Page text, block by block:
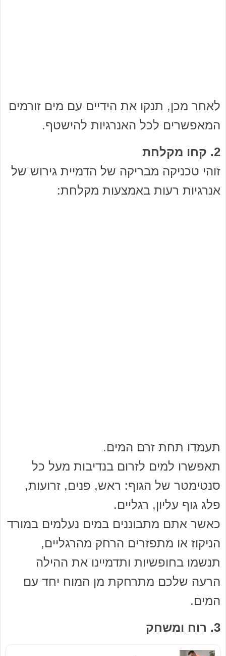
לאחר מכן, תנקו את הידיים עם מים זורמים
המאפשרים לכל האנרגיות להישטף.
2. קחו מקלחת
זוהי טכניקה מבריקה של הדמיית גירוש של
אנרגיות רעות באמצעות מקלחת:
תעמדו תחת זרם המים.
תאפשרו למים לזרום בנדיבות מעל כל
סנטימטר של הגוף: ראש, פנים, זרועות,
פלג גוף עליון, רגליים.
כאשר אתם מתבוננים במים נעלמים במורד
הניקוז או מתפזרים הרחק מהרגליים,
תנשמו בחופשיות ותדמיינו את ההילה
הרעה שלכם מתרחקת מן המוח יחד עם
המים.
3. רוח ומשחק